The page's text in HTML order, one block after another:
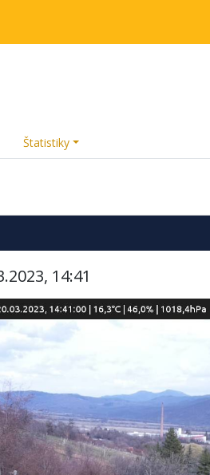
Štatistiky
14:41